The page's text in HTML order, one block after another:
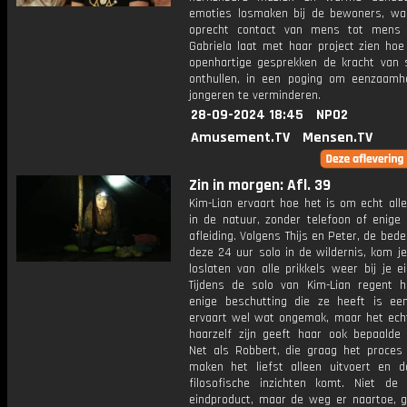
emoties losmaken bij de bewoners,
oprecht contact van mens tot mens
Gabriela laat met haar project zien
openhartige gesprekken de kracht van
onthullen, in een poging om
jongeren te verminderen.
28-09-2024 18:45
NPO2
Amusement.TV
Mensen.TV
Zin in morgen: Afl. 39
Kim-Lian ervaart hoe het is om echt
in de natuur, zonder telefoon of enige
afleiding. Volgens Thijs en Peter, de
deze 24 uur solo in de wildernis, kom
loslaten van alle prikkels weer bij je
Tijdens de solo van Kim-Lian regent
enige beschutting die ze heeft is
ervaart wel wat ongemak, maar het
haarzelf zijn geeft haar ook bepaalde
Net als Robbert, die graag het proces
maken het liefst alleen uitvoert en
filosofische inzichten komt. Niet de
eindproduct, maar de weg er naartoe,